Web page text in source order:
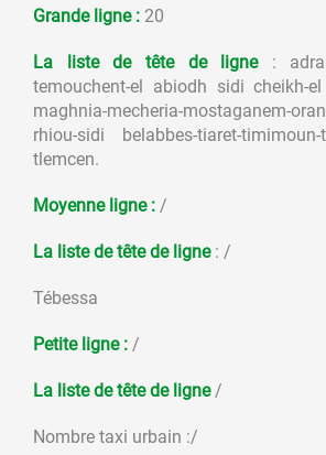
Grande ligne : 20
La liste de tête de ligne :
temouchent-el abiodh sidi cheikh-
maghnia-mecheria-mostaganem-
rhiou-sidi belabbes-tiaret-timimoun-
tlemcen.
Moyenne ligne : /
La liste de tête de ligne : /
Tébessa
Petite ligne : /
La liste de tête de ligne/
Nombre taxi urbain :/